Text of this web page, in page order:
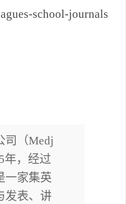
school-journals
司（Medj
年，经过
一家集英
发表、讲